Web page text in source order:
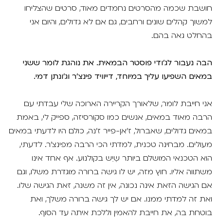
חושבת שכמה מהסרטים נחמדים מאוד, סרטים שהצליחו
למשוך קהלים שונים ורחבים, גם אם לא גדולים, והיום אני
בהחלט גאה בהם.
הבה נעבור לג'ודי פוסטר הבמאית. את נוהגת לומר ששני
במאים השפיעו עליך במיוחד, דייוויד פינצ'ר וג'ונתן דמי.
אני חייבת לומר, שלאורך הקריירה הארוכה שלי עבדתי עם
הרבה מאוד במאים, אנשים כמו סקורסיזה, ספייק לי, באמת
במאים גדולים, שאברול, ז'אן-פייר ז'נה, כולם היו לדעתי במאים
מעולים. מבחינה טכנית, למדתי הכי הרבה מפינצ'ר. לדעתי,
הוא הטכנאי המושלם ביותר שֶיֵש בקולנוע. אף אחד אינו
משתווה אליו. חוץ מזה, יש לו גישה ברורה מוגדרת משלו, וגם
אם הגישה הזאת אינה נכונה, אין זה משנה, זאת הגישה שלו.
ואת זה למדתי ממנו. אם יש לך גישה ברורה משלך, ואת
בוטחת בה, את חייבת להאמין וללכת איתה עד הסוף.